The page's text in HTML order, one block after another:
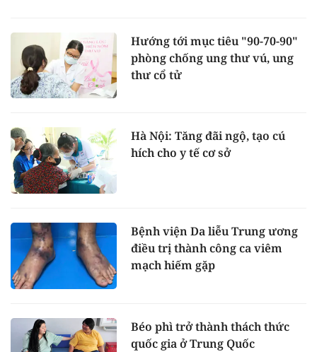
Hướng tới mục tiêu "90-70-90"
phòng chống ung thư vú, ung
thư cổ tử
Hà Nội: Tăng đãi ngộ, tạo cú
hích cho y tế cơ sở
Bệnh viện Da liễu Trung ương
điều trị thành công ca viêm
mạch hiếm gặp
Béo phì trở thành thách thức
quốc gia ở Trung Quốc